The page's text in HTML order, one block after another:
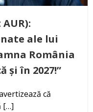
ale lui
România
și în 2027!”
că
[…]